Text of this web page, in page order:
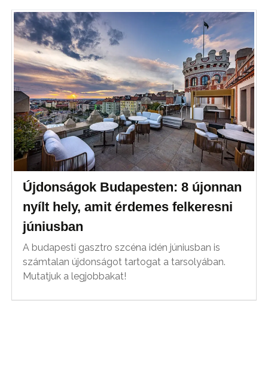
Újdonságok Budapesten: 8 újonnan
nyílt hely, amit érdemes felkeresni
júniusban
A budapesti gasztro szcéna idén júniusban is
számtalan újdonságot tartogat a tarsolyában.
Mutatjuk a legjobbakat!